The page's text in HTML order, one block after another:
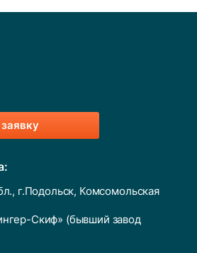
г.Подольск, Комсомольская
Скиф» (бывший завод